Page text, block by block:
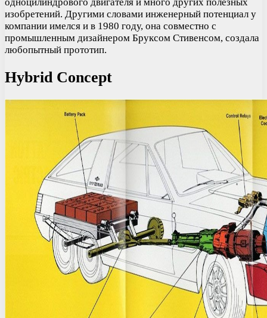
изобретений. Другими словами инженерный потенциал у
компании имелся и в 1980 году, она совместно с
промышленным дизайнером Бруксом Стивенсом, создала
любопытный прототип.
Hybrid Concept